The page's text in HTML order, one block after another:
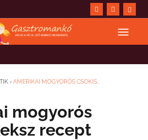
› AMERIKAI MOGYORÓS CSOKIS...
mogyorós
recept